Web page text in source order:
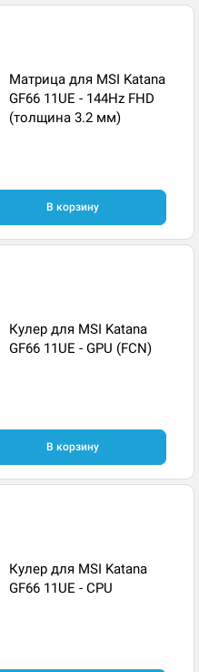
Матрица для MSI Katana
GF66 11UE - 144Hz FHD
(толщина 3.2 мм)
В корзину
Кулер для MSI Katana
GF66 11UE - GPU (FCN)
В корзину
Кулер для MSI Katana
GF66 11UE - CPU